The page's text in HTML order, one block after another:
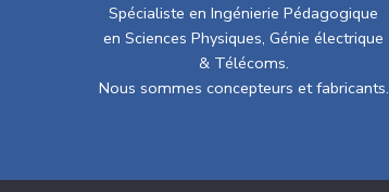
Spécialiste en Ingénierie Pédagogique
en Sciences Physiques, Génie électrique
& Télécoms.
Nous sommes concepteurs et fabricants.